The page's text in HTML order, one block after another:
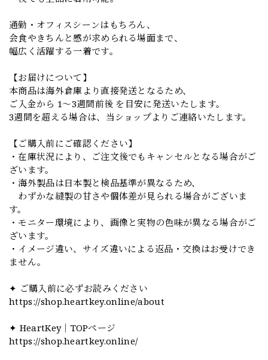
通勤・オフィスシーンはもちろん、
会食やきちんと感が求められる場面まで、
幅広く活躍する一着です。
【お届けについて】
本商品は海外倉庫より直接発送となるため、
ご入金から 1〜3週間前後 を目安に発送いたします。
3週間を超える場合は、当ショップよりご連絡いたします。
【ご購入前にご確認ください】
・在庫状況により、ご注文後でもキャンセルとなる場合がご
ざいます。
・海外製品は日本製と検品基準が異なるため、
わずかな縫製の甘さや個体差が見られる場合がございま
す。
・モニター環境により、画像と実物の色味が異なる場合がご
ざいます。
・イメージ違い、サイズ違いによる返品・交換はお受けでき
ません。
✦ ご購入前に必ずお読みください
https://shop.heartkey.online/about
✦ HeartKey｜TOPページ
https://shop.heartkey.online/